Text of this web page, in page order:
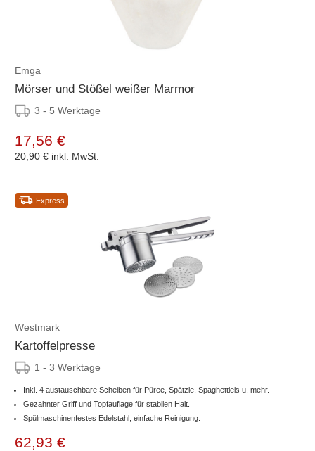
Emga
Mörser und Stößel weißer Marmor
3 - 5 Werktage
17,56 €
20,90 € inkl. MwSt.
Express
Westmark
Kartoffelpresse
1 - 3 Werktage
Inkl. 4 austauschbare Scheiben für Püree, Spätzle, Spaghettieis u. mehr.
Gezahnter Griff und Topfauflage für stabilen Halt.
Spülmaschinenfestes Edelstahl, einfache Reinigung.
62,93 €